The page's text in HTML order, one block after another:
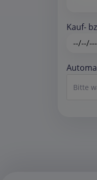
Kauf-
Bitte